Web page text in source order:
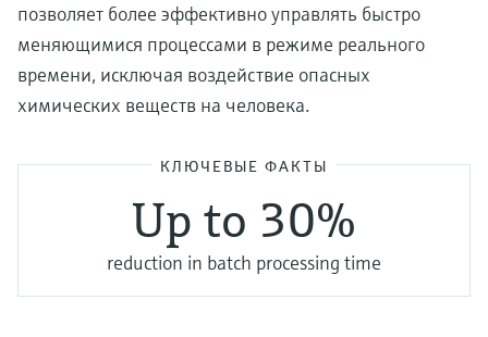
позволяет более эффективно управлять быстро
меняющимися процессами в режиме реального
времени, исключая воздействие опасных
химических веществ на человека.
КЛЮЧЕВЫЕ ФАКТЫ
Up to 30%
reduction in batch processing time